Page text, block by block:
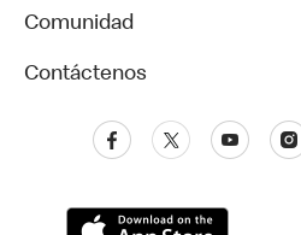
Comunidad
Contáctenos